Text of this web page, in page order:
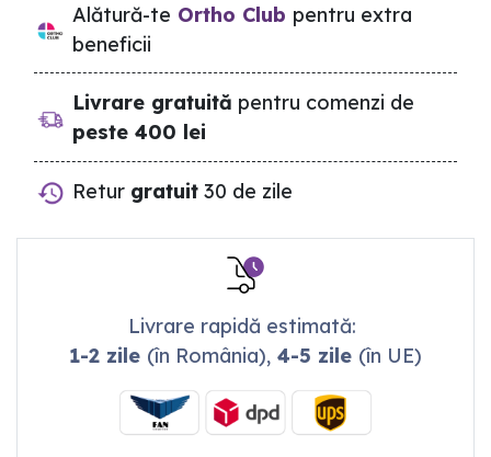
Alătură-te Ortho Club pentru extra
beneficii
Livrare gratuită pentru comenzi de
peste 400 lei
Retur gratuit 30 de zile
Livrare rapidă estimată:
1-2 zile (în România),4-5 zile (în UE)